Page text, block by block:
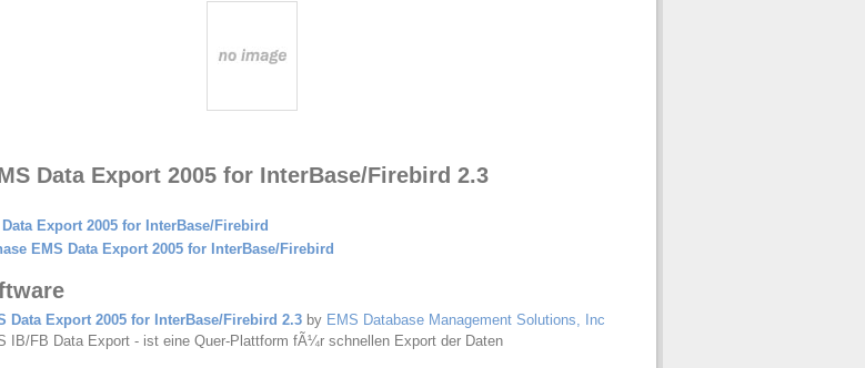
Data Export 2005 for InterBase/Firebird 2.3
Export 2005 for InterBase/Firebird
EMS Data Export 2005 for InterBase/Firebird
Data Export 2005 for InterBase/Firebird 2.3by EMS Database Management Solutions, Inc
IB/FB Data Export - ist eine Quer-Plattform fÃ¼r schnellen Export der Daten